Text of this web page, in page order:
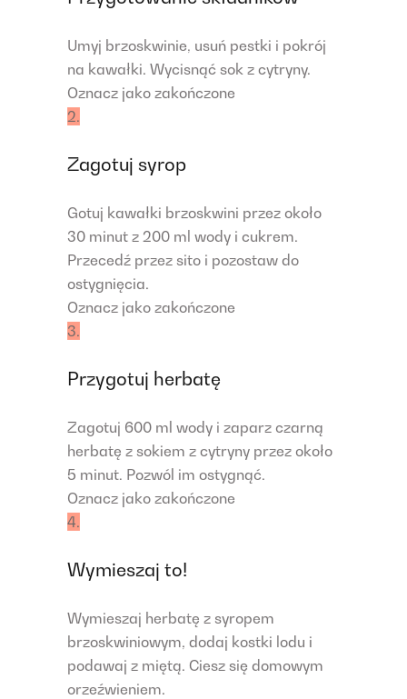
Umyj brzoskwinie, usuń pestki i pokrój
na kawałki. Wycisnąć sok z cytryny.
Oznacz jako zakończone
2.
Zagotuj syrop
Gotuj kawałki brzoskwini przez około
30 minut z 200 ml wody i cukrem.
Przecedź przez sito i pozostaw do
ostygnięcia.
Oznacz jako zakończone
3.
Przygotuj herbatę
Zagotuj 600 ml wody i zaparz czarną
herbatę z sokiem z cytryny przez około
5 minut. Pozwól im ostygnąć.
Oznacz jako zakończone
4.
Wymieszaj to!
Wymieszaj herbatę z syropem
brzoskwiniowym, dodaj kostki lodu i
podawaj z miętą. Ciesz się domowym
orzeźwieniem.